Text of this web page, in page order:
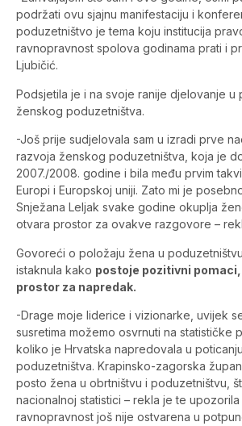
podržati ovu sjajnu manifestaciju i
poduzetništvo je tema koju institucija
ravnopravnost spolova godinama prati i
Ljubičić.
Podsjetila je i na svoje ranije djelovanje u
ženskog poduzetništva.
-Još prije sudjelovala sam u izradi prve
razvoja ženskog poduzetništva, koja je
2007./2008. godine i bila među prvim
Europi i Europskoj uniji. Zato mi je
Snježana Leljak svake godine okuplja
otvara prostor za ovakve razgovore –
Govoreći o položaju žena u
istaknula kako postoje pozitivni
prostor za napredak.
-Drage moje liderice i vizionarke, uvijek
susretima možemo osvrnuti na statističke
koliko je Hrvatska napredovala u
poduzetništva. Krapinsko-zagorska
posto žena u obrtništvu i poduzetništvu,
nacionalnoj statistici – rekla je te
ravnopravnost još nije ostvarena u